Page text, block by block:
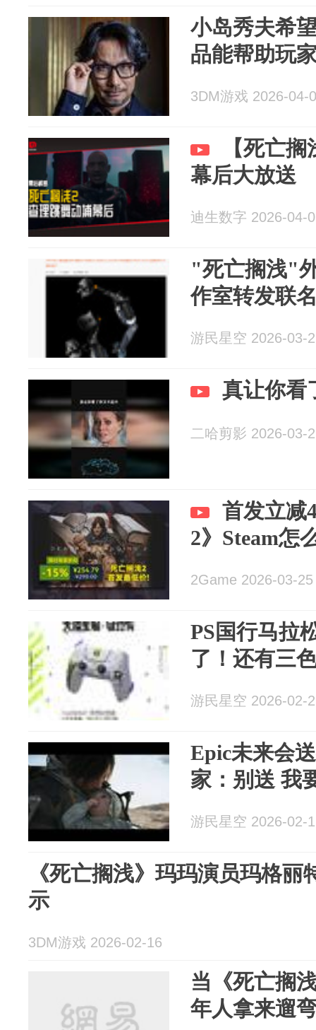
小岛秀夫希
品能帮助玩
3DM游戏 2026-04-
【死亡
幕后大放送
迪生数字 2026-04-
"死亡搁浅"
作室转发联
游民星空 2026-03-
真让你看
二哈剪影 2026-03-
首发立减
2》Steam怎
2Game 2026-03-25
PS国行马拉
了！还有三
游民星空 2026-02-
Epic未来会
家：别送 我
游民星空 2026-02-
《死亡搁浅》玛玛演员玛格丽
示
3DM游戏 2026-02-16
当《死亡搁
年人拿来遛